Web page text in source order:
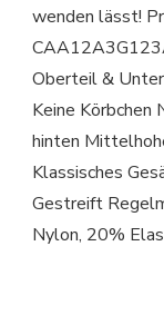
wenden lässt!
Oberteil &
Keine Körbchen
hinten
Klassisches
Gestreift
Nylon, 20%